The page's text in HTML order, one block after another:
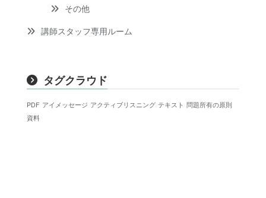
その他
講師スタッフ専用ルーム
タグクラウド
PDF アイメッセージ アクティブリスニング テキスト 問題所有の原則
資料